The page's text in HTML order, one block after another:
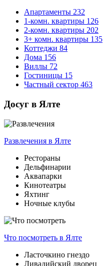
Апартаменты 232
1-комн. квартиры 126
2-комн. квартиры 202
3+ комн. квартиры 135
Коттеджи 84
Дома 156
Виллы 72
Гостиницы 15
Частный сектор 463
Досуг в Ялте
Развлечения в Ялте
Рестораны
Дельфинарии
Аквапарки
Кинотеатры
Яхтинг
Ночные клубы
Что посмотреть в Ялте
Ласточкино гнездо
Ливадийский дворец